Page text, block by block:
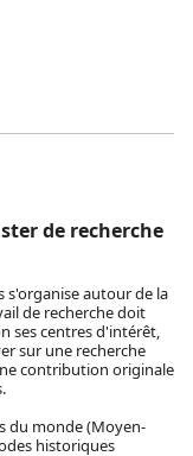
de recherche
s'organise autour de la
de recherche doit
ses centres d'intérêt,
sur une recherche
contribution originale
du monde (Moyen-
historiques